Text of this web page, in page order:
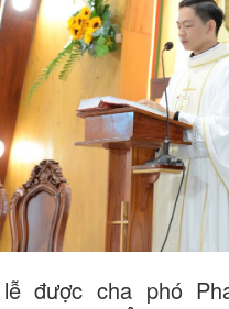
được cha phó